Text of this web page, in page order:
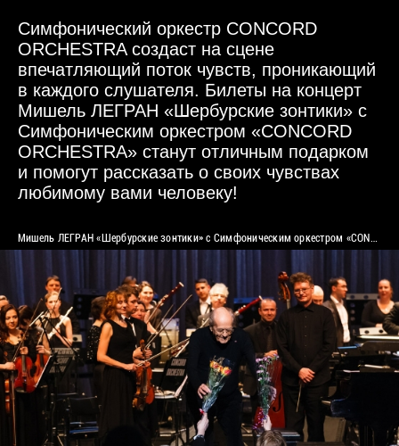
Симфонический оркестр CONCORD
ORCHESTRA создаст на сцене
впечатляющий поток чувств, проникающий
в каждого слушателя. Билеты на концерт
Мишель ЛЕГРАН «Шербурские зонтики» с
Симфоническим оркестром «CONCORD
ORCHESTRA» станут отличным подарком
и помогут рассказать о своих чувствах
любимому вами человеку!
Мишель ЛЕГРАН «Шербурские зонтики» с Симфоническим оркестром «CONCORD ORCHESTRA»